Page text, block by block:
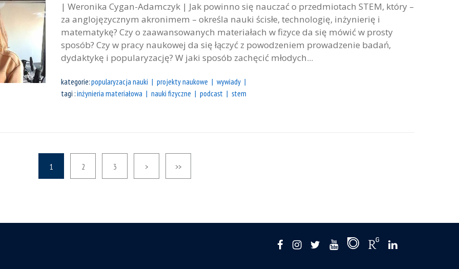
| Weronika Cygan-Adamczyk | Jak powinno się nauczać o przedmiotach STEM, który –
za anglojęzycznym akronimem – określa nauki ścisłe, technologię, inżynierię i
matematykę? Czy o zaawansowanych materiałach w fizyce da się mówić w prosty
sposób? Czy w pracy naukowej da się łączyć z powodzeniem prowadzenie badań,
dydaktykę i popularyzację? W jaki sposób zachęcić młodych...
kategorie:popularyzacja nauki projekty naukowe
wywiady
tagi :inżynieria materiałowa nauki fizyczne podcast stem
1 2 3 > >>